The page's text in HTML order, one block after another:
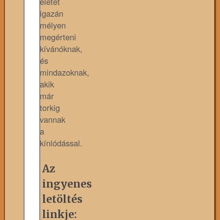
igazán
mélyen
megérteni
kívánóknak,
és
mindazoknak,
akik
már
torkig
vannak
a
kínlódással.
Az
ingyenes
letöltés
linkje: